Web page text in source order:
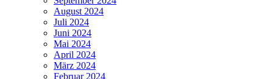
August 2024
Juli 2024
Juni 2024
Mai 2024
April 2024
März 2024
Februar 2024